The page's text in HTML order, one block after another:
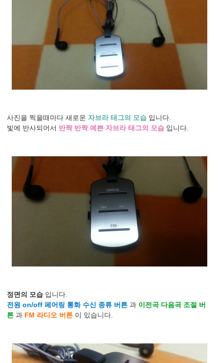
사진을 찍을때마다 새로운 자브라 태그의 모습 입니다.
빛에 반사되어서 반짝 반짝 예쁜 자브라 태그의 모습 입니다.
정면의 모습 입니다.
전원 on/off 페어링 통화 수신 종류 버튼 과 이전곡 다음곡 조절 버
튼 과 FM 라디오 버튼 이 있습니다.